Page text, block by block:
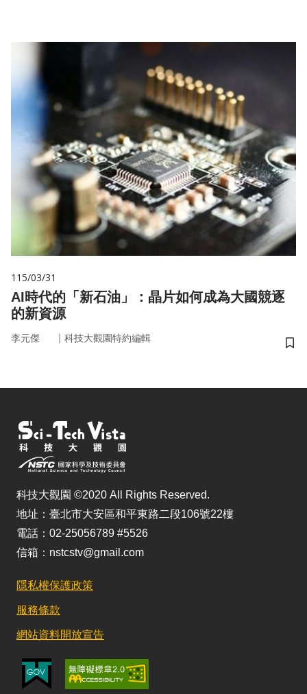
115/03/31
AI時代的「新石油」：晶片如何成為大國競逐
的新資源
李元傑 ｜ 科技大觀園特約編輯
儲
科技大觀園 ©2020 All Rights Reserved.
地址：臺北市大安區和平東路二段106號22樓
電話：02-25056789 #5526
信箱：nstcstv@gmail.com
隱私權保護政策
服務條款
網站資料開放宣告